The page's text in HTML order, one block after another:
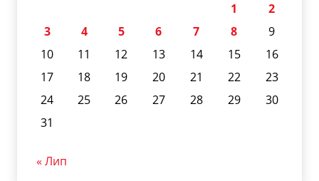
1
2
3
4 5 6 7 8
9
10
11 12 13 14 15
16
17
18 19 20 21 22
23
24
25 26 27 28 29
30
31
« Лип